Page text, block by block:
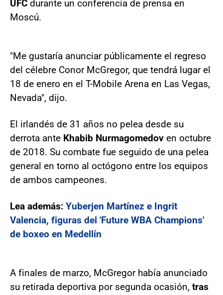
UFC durante un conferencia de prensa en
Moscú.
"Me gustaría anunciar públicamente el regreso
del célebre Conor McGregor, que tendrá lugar el
18 de enero en el T-Mobile Arena en Las Vegas,
Nevada", dijo.
El irlandés de 31 años no pelea desde su
derrota ante Khabib Nurmagomedov en octubre
de 2018. Su combate fue seguido de una pelea
general en torno al octógono entre los equipos
de ambos campeones.
Lea además: Yuberjen Martínez e Ingrit
Valencia, figuras del 'Future WBA Champions'
de boxeo en Medellín
A finales de marzo, McGregor había anunciado
su retirada deportiva por segunda ocasión, tras